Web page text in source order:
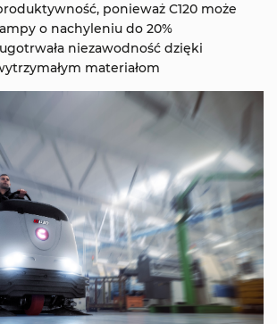
ponieważ C120 może
o nachyleniu do 20%
niezawodność dzięki
materiałom